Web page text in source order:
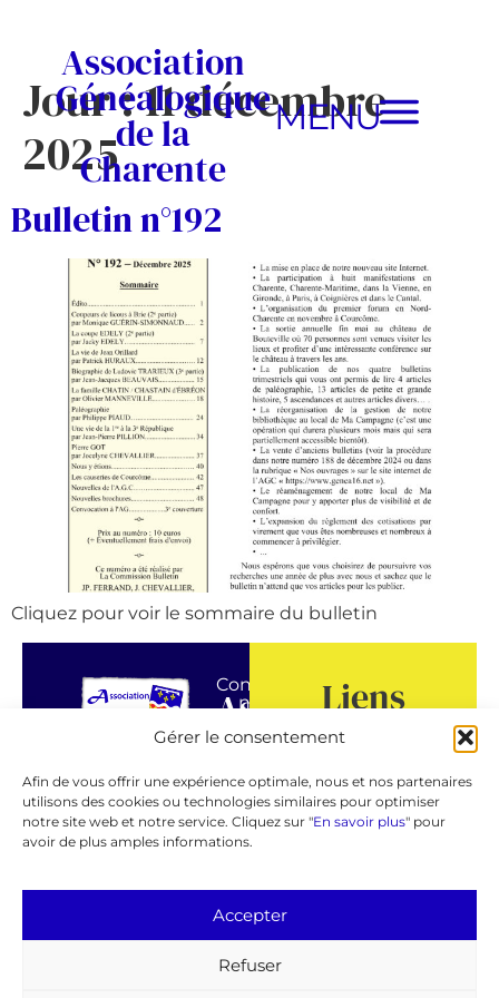
Gérer le consentement
Afin de vous offrir une expérience optimale, nous et nos partenaires
utilisons des cookies ou technologies similaires pour optimiser
notre site web et notre service. Cliquez sur "En savoir plus" pour
avoir de plus amples informations.
Accepter
Refuser
Association
Généalogique
de la
Charente
MENU
Jour :11 décembre
2025
Bulletin n°192
Cliquez pour voir le sommaire du bulletin
© 2026 AGC
Association
Généalogique
de
la
Charente
24,
avenue
Gambetta
Contactez-
nous !
Liens
GeneaBank
Agenda
Espace
Facebook
© 2026 AGC
Mentions légales